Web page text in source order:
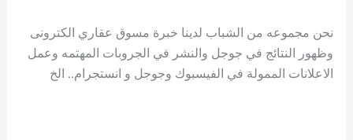
نحن مجموعه من الشباب لدينا خبرة مسوق عقاري الكترونى
وظهور النتائج في جوجل والنشر في الجروبات المهتمه وعمل
الاعلانات الممولة في الفيسبوك وجوجل و انستجرام.. الخ